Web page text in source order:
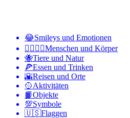
😂Smileys und Emotionen
👩‍❤️‍💋‍👨Menschen und Körper
🐝Tiere und Natur
🍕Essen und Trinken
🌇Reisen und Orte
🥎Aktivitäten
📙Objekte
💯Symbole
🇺🇸Flaggen